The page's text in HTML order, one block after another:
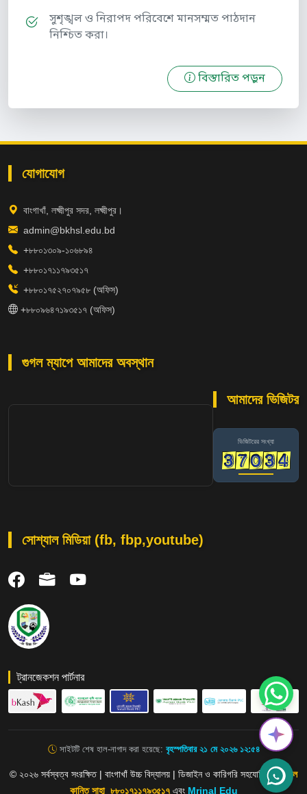
সুশৃঙ্খল ও নিরাপদ পরিবেশে মানসম্মত পাঠদান
নিশ্চিত করা।
বিস্তারিত পড়ুন
যোগাযোগ
বাংগাখাঁ, লক্ষ্মীপুর সদর, লক্ষ্মীপুর।
admin@bkhsl.edu.bd
+৮৮০১৩০৯-১০৬৮৯৪
+৮৮০১৭১১৭৯৩৫১৭
+৮৮০১৭৫২৭০৭৯৫৮ (অফিস)
+৮৮০৯৬৪৭১৯৩৫১৭ (অফিস)
গুগল ম্যাপে আমাদের অবস্থান
আমাদের ভিজিটর
ভিজিটরের সংখ্যা
সোশ্যাল মিডিয়া (fb, fbp,youtube)
ট্রানজেকশন পার্টনার
সাইটটি শেষ হাল-নাগাদ করা হয়েছে: বৃহস্পতিবার ২১ মে ২০২৬ ১২:৫৪
© ২০২৬ সর্বস্বত্ব সংরক্ষিত | বাংগাখাঁ উচ্চ বিদ্যালয় | ডিজাইন ও কারিগরি সহযোগিতায়:মৃণাল
কান্তি সাহা_৮৮০১৭১১৭৯৩৫১৭ এবং Mrinal Edu